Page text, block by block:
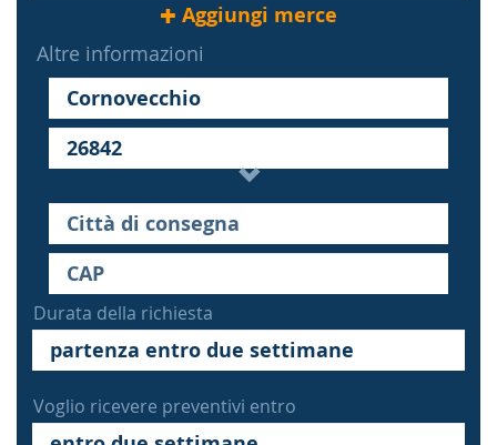
Aggiungi merce
Altre informazioni
Durata della richiesta
Voglio ricevere preventivi entro